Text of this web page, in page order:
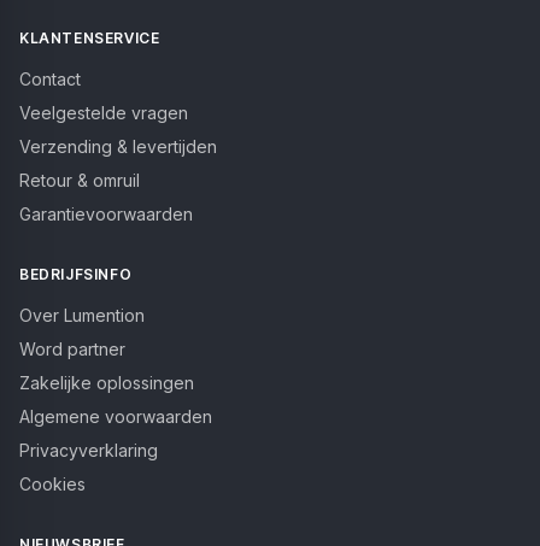
KLANTENSERVICE
Contact
Veelgestelde vragen
Verzending & levertijden
Retour & omruil
Garantievoorwaarden
BEDRIJFSINFO
Over Lumention
Word partner
Zakelijke oplossingen
Algemene voorwaarden
Privacyverklaring
Cookies